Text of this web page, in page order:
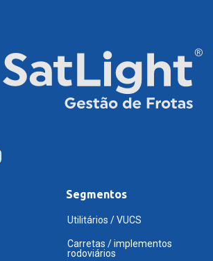
Segmentos
Utilitários / VUCS
Carretas / implementos
rodoviários